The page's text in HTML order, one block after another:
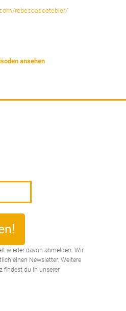
rebeccasoetebier/
ansehen
wieder davon abmelden. Wir
einen Newsletter. Weitere
findest du in unserer